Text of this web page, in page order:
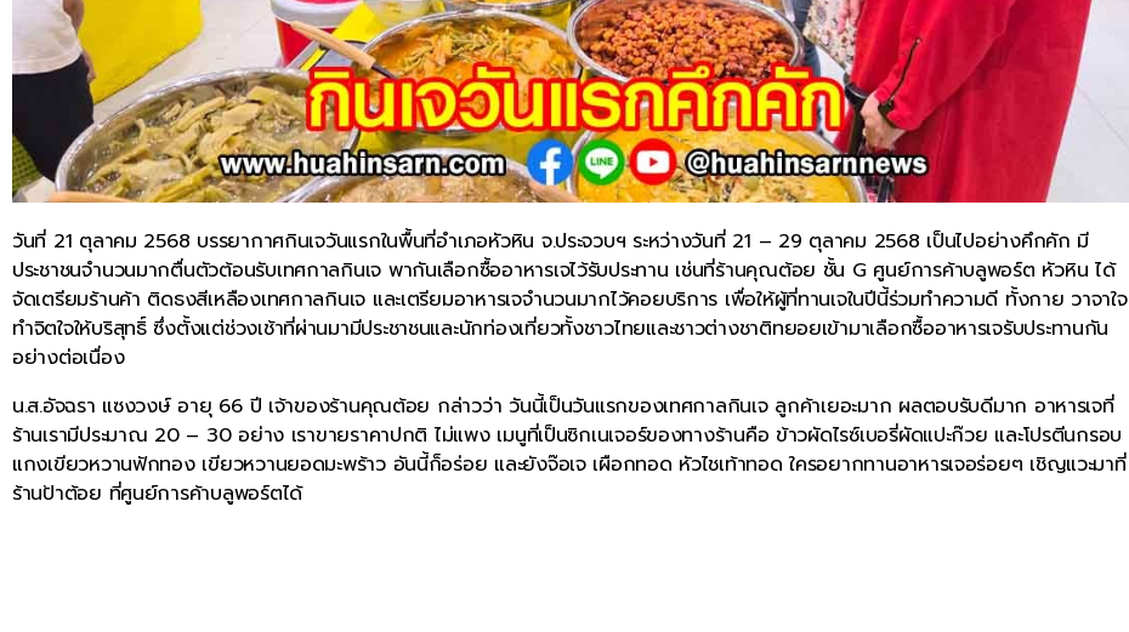
วันที่ 21 ตุลาคม 2568 บรรยากาศกินเจวันแรกในพื้นที่อำเภอหัวหิน จ.ประจวบฯ ระหว่างวันที่ 21 – 29 ตุลาคม 2568 เป็นไปอย่างคึกคัก มี
ประชาชนจำนวนมากตื่นตัวต้อนรับเทศกาลกินเจ พากันเลือกซื้ออาหารเจไว้รับประทาน เช่นที่ร้านคุณต้อย ชั้น G ศูนย์การค้าบลูพอร์ต หัวหิน ได้
จัดเตรียมร้านค้า ติดธงสีเหลืองเทศกาลกินเจ และเตรียมอาหารเจจำนวนมากไว้คอยบริการ เพื่อให้ผู้ที่ทานเจในปีนี้ร่วมทำความดี ทั้งกาย วาจาใจ
ทำจิตใจให้บริสุทธิ์ ซึ่งตั้งแต่ช่วงเช้าที่ผ่านมามีประชาชนและนักท่องเที่ยวทั้งชาวไทยและชาวต่างชาติทยอยเข้ามาเลือกซื้ออาหารเจรับประทานกัน
อย่างต่อเนื่อง
น.ส.อัจฉรา แซงวงษ์ อายุ 66 ปี เจ้าของร้านคุณต้อย กล่าวว่า วันนี้เป็นวันแรกของเทศกาลกินเจ ลูกค้าเยอะมาก ผลตอบรับดีมาก อาหารเจที่
ร้านเรามีประมาณ 20 – 30 อย่าง เราขายราคาปกติ ไม่แพง เมนูที่เป็นซิกเนเจอร์ของทางร้านคือ ข้าวผัดไรซ์เบอรี่ผัดแปะก๊วย และโปรตีนกรอบ
แกงเขียวหวานฟักทอง เขียวหวานยอดมะพร้าว อันนี้ก็อร่อย และยังจ๊อเจ เผือกทอด หัวไชเท้าทอด ใครอยากทานอาหารเจอร่อยๆ เชิญแวะมาที่
ร้านป้าต้อย ที่ศูนย์การค้าบลูพอร์ตได้